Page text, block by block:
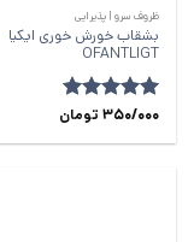
ظروف سرو | پذیرایی
بشقاب خورش‌ خوری ایکیا
OFANTLIGT
امتیاز5از 350/000 تومان